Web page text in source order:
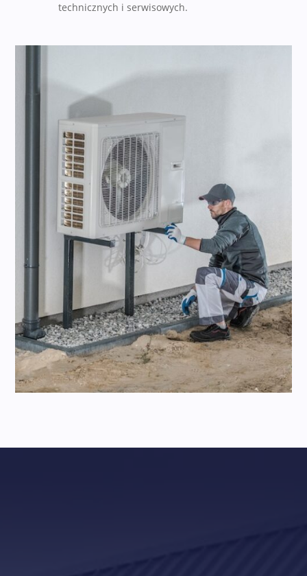
technicznych i serwisowych.